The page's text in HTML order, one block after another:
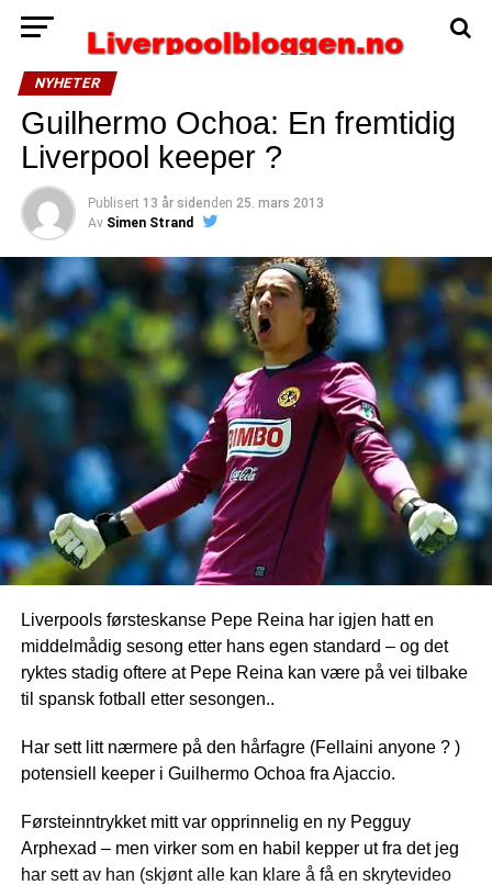
NYHETER
Guilhermo Ochoa: En fremtidig
Liverpool keeper ?
Publisert 13 år sidenden 25. mars 2013
Av Simen Strand
Liverpools førsteskanse Pepe Reina har igjen hatt en
middelmådig sesong etter hans egen standard – og det
ryktes stadig oftere at Pepe Reina kan være på vei tilbake
til spansk fotball etter sesongen..
Har sett litt nærmere på den hårfagre (Fellaini anyone ? )
potensiell keeper i Guilhermo Ochoa fra Ajaccio.
Førsteinntrykket mitt var opprinnelig en ny Pegguy
Arphexad – men virker som en habil kepper ut fra det jeg
har sett av han (skjønt alle kan klare å få en skrytevideo